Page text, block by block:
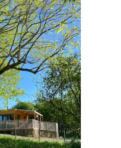
počet hodnotení: 33